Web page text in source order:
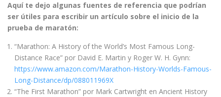
Aquí te dejo algunas fuentes de referencia que podrían
ser útiles para escribir un artículo sobre el inicio de la
prueba de maratón:
“Marathon: A History of the World’s Most Famous Long-
Distance Race” por David E. Martin y Roger W. H. Gynn:
https://www.amazon.com/Marathon-History-Worlds-Famous-
Long-Distance/dp/088011969X
“The First Marathon” por Mark Cartwright en Ancient History